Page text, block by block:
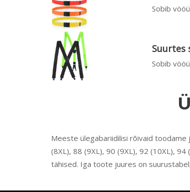
Sobib
Suurtes
Sobib
Meeste ülegabariidilisi rõivaid toodame
(8XL), 88 (9XL), 90 (9XL), 92 (10XL),
tähised. Iga toote juures on